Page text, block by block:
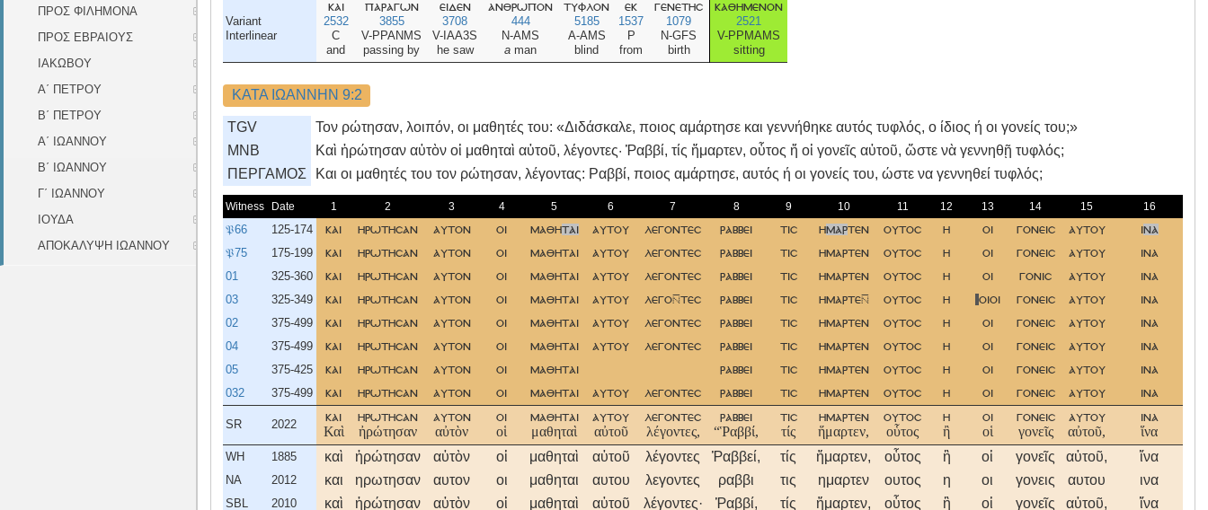
ΠΡΟΣ ΦΙΛΗΜΟΝΑ
ΠΡΟΣ ΕΒΡΑΙΟΥΣ
ΙΑΚΩΒΟΥ
Α΄ ΠΕΤΡΟΥ
Β΄ ΠΕΤΡΟΥ
Α΄ ΙΩΑΝΝΟΥ
Β΄ ΙΩΑΝΝΟΥ
Γ΄ ΙΩΑΝΝΟΥ
ΙΟΥΔΑ
ΑΠΟΚΑΛΥΨΗ ΙΩΑΝΝΟΥ
Variant
Interlinear
και
2532
C
and
παραγων
3855
V-PPANMS
passing by
ειδεν
3708
V-IAA3S
he saw
ανθρωπον
444
N-AMS
a man
τυφλον
5185
A-AMS
blind
εκ
1537
P
from
γενετησ
1079
N-GFS
birth
καθημενον
2521
V-PPMAMS
sitting
ΚΑΤΑ ΙΩΑΝΝΗΝ 9:2
TGV
Τον ρώτησαν, λοιπόν, οι μαθητές του: «Διδάσκαλε, ποιος αμάρτησε και γεννήθηκε αυτός τυφλός, ο ίδιος ή οι γονείς του;»
MNB
Καὶ ἠρώτησαν αὐτὸν οἱ μαθηταὶ αὐτοῦ, λέγοντες· Ῥαββί, τίς ἥμαρτεν, οὗτος ἤ οἱ γονεῖς αὐτοῦ, ὥστε νὰ γεννηθῇ τυφλός;
ΠΕΡΓΑΜΟΣ
Kαι οι μαθητές του τον ρώτησαν, λέγοντας: Pαββί, ποιος αμάρτησε, αυτός ή οι γονείς του, ώστε να γεννηθεί τυφλός;
Witness Date 1 2 3 4 5 6 7 8 9 10 11 12 13 14 15 16
𝔓66 125-174 και ηρωτησαν αυτον οι μαθηται αυτου λεγοντεσ ραββει τισ ημαρτεν ουτοσ η οι γονεισ αυτου ινα
𝔓75 175-199 και ηρωτησαν αυτον οι μαθηται αυτου λεγοντεσ ραββει τισ ημαρτεν ουτοσ η οι γονεισ αυτου ινα
01 325-360 και ηρωτησαν αυτον οι μαθηται αυτου λεγοντεσ ραββει τισ ημαρτεν ουτοσ η οι γονισ αυτου ινα
03 325-349 και ηρωτησαν αυτον οι μαθηται αυτου λεγοτεσ ραββει τισ ημαρτε ουτοσ η οιοι γονεισ αυτου ινα
02 375-499 και ηρωτησαν αυτον οι μαθηται αυτου λεγοντεσ ραββει τισ ημαρτεν ουτοσ η οι γονεισ αυτου ινα
04 375-499 και ηρωτησαν αυτον οι μαθηται αυτου λεγοντεσ ραββει τισ ημαρτεν ουτοσ η οι γονεισ αυτου ινα
05 375-425 και ηρωτησαν αυτον οι μαθηται ραββει τισ ημαρτεν ουτοσ η οι γονεισ αυτου ινα
032 375-499 και ηρωτησαν αυτον οι μαθηται αυτου λεγοντεσ ραββει τισ ημαρτεν ουτοσ η οι γονεισ αυτου ινα
SR 2022
και
Καὶ
ηρωτησαν
ἠρώτησαν
αυτον
αὐτὸν
οι
οἱ
μαθηται
μαθηταὶ
αυτου
αὐτοῦ
λεγοντεσ
λέγοντες,
ραββει
“Ῥαββί,
τισ
τίς
ημαρτεν
ἥμαρτεν,
ουτοσ
οὗτος
η
ἢ
οι
οἱ
γονεισ
γονεῖς
αυτου
αὐτοῦ,
ινα
ἵνα
WH 1885 καὶ ἠρώτησαν αὐτὸν οἱ μαθηταὶ αὐτοῦ λέγοντες Ῥαββεί, τίς ἥμαρτεν, οὗτος ἢ οἱ γονεῖς αὐτοῦ, ἵνα
NA 2012 και ηρωτησαν αυτον οι μαθηται αυτου λεγοντες ραββι τις ημαρτεν ουτος η οι γονεις αυτου ινα
SBL 2010 καὶ ἠρώτησαν αὐτὸν οἱ μαθηταὶ αὐτοῦ λέγοντες· Ῥαββί, τίς ἥμαρτεν, οὗτος ἢ οἱ γονεῖς αὐτοῦ, ἵνα